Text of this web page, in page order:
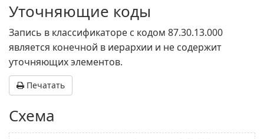
Уточняющие коды
Запись в классификаторе с кодом 87.30.13.000
является конечной в иерархии и не содержит
уточняющих элементов.
Печатать
Схема